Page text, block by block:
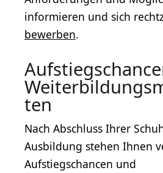
informieren und sich
bewerben.
ten
Nach Abschluss Ihrer
Ausbildung stehen Ihnen
Aufstiegschancen und